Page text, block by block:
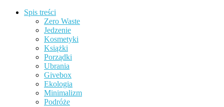
Spis treści
Zero Waste
Jedzenie
Kosmetyki
Książki
Porządki
Ubrania
Givebox
Ekologia
Minimalizm
Podróże